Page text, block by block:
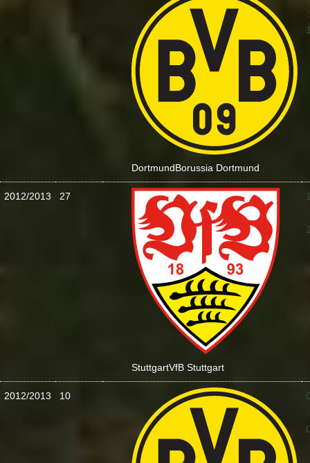
DortmundBorussia Dortmund
:
2012/2013 27
StuttgartVfB Stuttgart
:
2012/2013 10
: